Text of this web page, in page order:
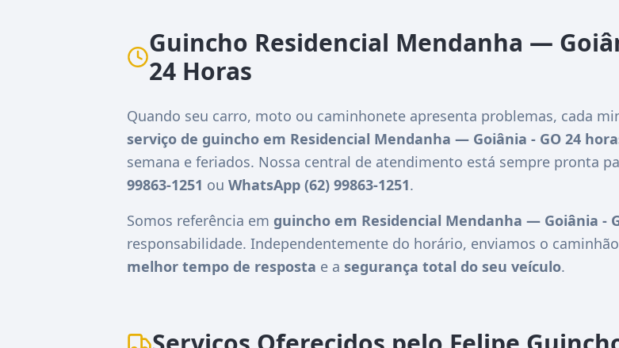
Guincho Residencial Mendanha —
24 Horas
Quando seu carro, moto ou caminhonete apresenta problemas, cada
serviço de guincho em Residencial Mendanha — Goiânia - GO 24
semana e feriados. Nossa central de atendimento está sempre pronta
99863-1251 ou WhatsApp (62) 99863-1251.
Somos referência em guincho em Residencial Mendanha — Goiânia -
responsabilidade. Independentemente do horário, enviamos o
melhor tempo de resposta e a segurança total do seu veículo.